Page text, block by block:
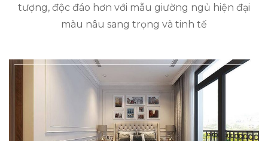
tượng, độc đáo hơn với mẫu giường ngủ hiện đại
màu nâu sang trọng và tinh tế